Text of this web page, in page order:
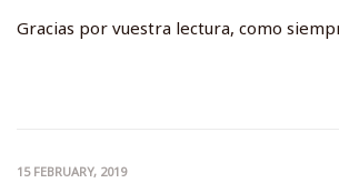
Gracias por vuestra lectura, como
15 FEBRUARY, 2019